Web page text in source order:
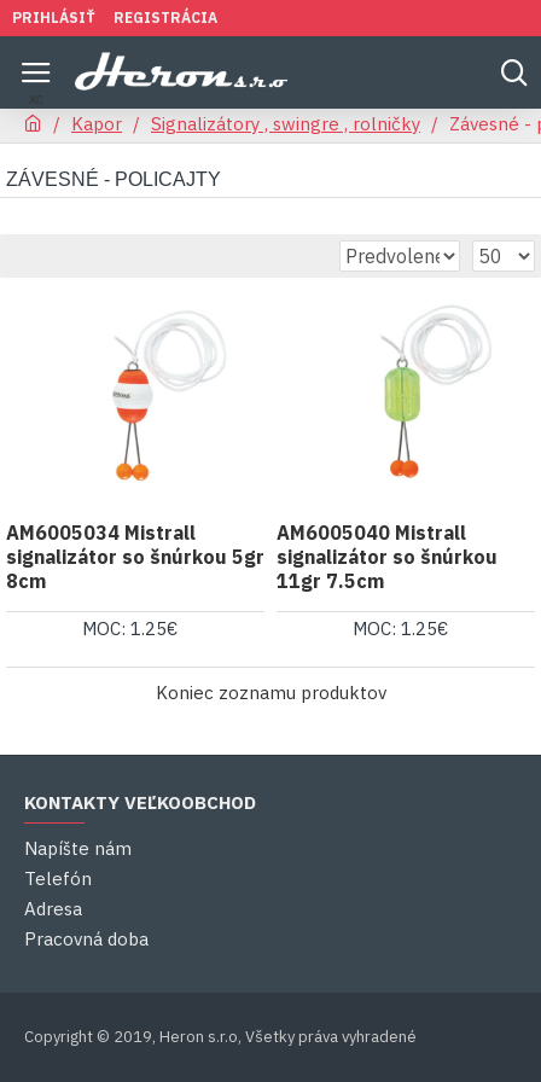
PRIHLÁSIŤ REGISTRÁCIA
Kapor Signalizátory , swingre , rolničky Závesné -
ZÁVESNÉ - POLICAJTY
AM6005034 Mistrall
signalizátor so šnúrkou 5gr
8cm
MOC: 1.25€
AM6005040 Mistrall
signalizátor so šnúrkou
11gr 7.5cm
MOC: 1.25€
Koniec zoznamu produktov
KONTAKTY VEĽKOOBCHOD
Napíšte nám
Telefón
Adresa
Pracovná doba
Copyright © 2019, Heron s.r.o, Všetky práva vyhradené